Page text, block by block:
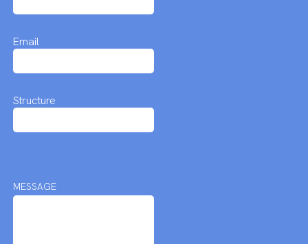
Email
Structure
MESSAGE